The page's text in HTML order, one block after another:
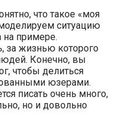
что такое «моя
ситуацию
на примере.
за жизнью которого
Конечно, вы
чтобы делиться
юзерами.
писать очень много,
но и довольно